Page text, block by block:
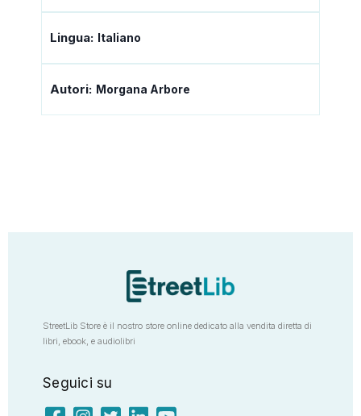
Lingua: Italiano
Autori: Morgana Arbore
StreetLib Store è il nostro store online dedicato alla vendita diretta di
libri, ebook, e audiolibri
Seguici su